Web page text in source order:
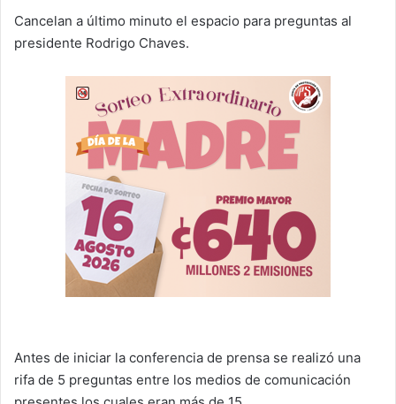
Cancelan a último minuto el espacio para preguntas al
presidente Rodrigo Chaves.
Antes de iniciar la conferencia de prensa se realizó una
rifa de 5 preguntas entre los medios de comunicación